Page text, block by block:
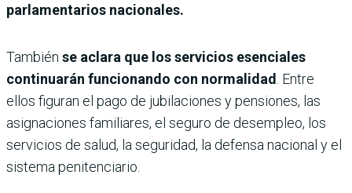
parlamentarios nacionales.
También se aclara que los servicios esenciales
continuarán funcionando con normalidad . Entre
ellos figuran el pago de jubilaciones y pensiones, las
asignaciones familiares, el seguro de desempleo, los
servicios de salud, la seguridad, la defensa nacional y el
sistema penitenciario.